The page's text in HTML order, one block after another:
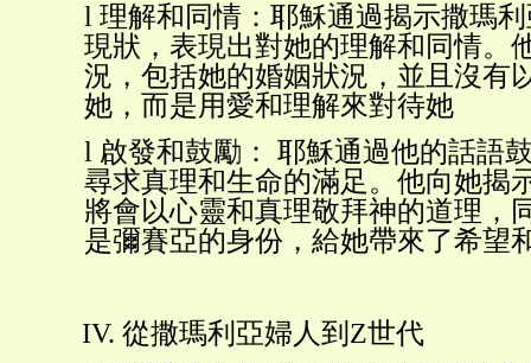
l 理解和同情：耶穌通過揭示撒瑪
現狀，表現出對她的理解和同情。
況，包括她的婚姻狀況，並且 沒有
她，而是用愛和理解來對待她
l 啟發和鼓勵：
耶穌通過他的話語
尋求真理和生命的滿足。他向她揭
將會以心靈和真理敬拜神的道理，
是彌賽亞的身份，給她帶來了希望
IV. 從撒瑪利亞婦人到 Z世代